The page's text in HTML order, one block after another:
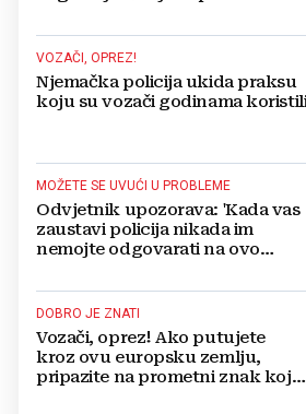
VOZAČI, OPREZ!
Njemačka policija ukida praksu
koju su vozači godinama
MOŽETE SE UVUĆI U PROBLEME
Odvjetnik upozorava: 'Kada vas
zaustavi policija nikada im
nemojte odgovarati na ovo
DOBRO JE ZNATI
Vozači, oprez! Ako putujete
kroz ovu europsku zemlju,
pripazite na prometni znak koji